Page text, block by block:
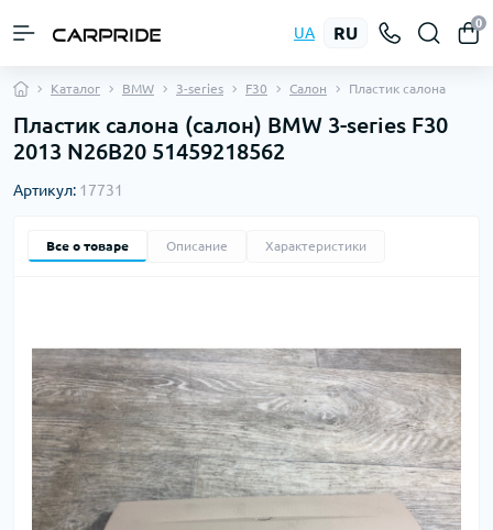
UA RU
0
Каталог BMW 3-series F30 Салон Пластик салона
Пластик салона (салон) BMW 3-series F30
2013 N26B20 51459218562
Артикул: 17731
Все о товаре Описание Характеристики